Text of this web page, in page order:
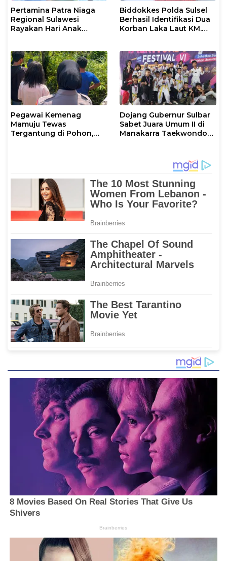
Pertamina Patra Niaga
Regional Sulawesi
Rayakan Hari Anak
Tumbuh Generasi
Penjaga Pesisir
Biddokkes Polda Sulsel
Berhasil Identifikasi Dua
Korban Laka Laut KM.
Pegawai Kemenag
Mamuju Tewas
Tergantung di Pohon,
Dojang Gubernur Sulbar
Sabet Juara Umum II di
Manakarra Taekwondo